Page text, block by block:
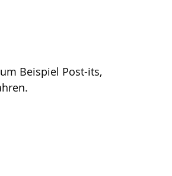
Beispiel Post-its,